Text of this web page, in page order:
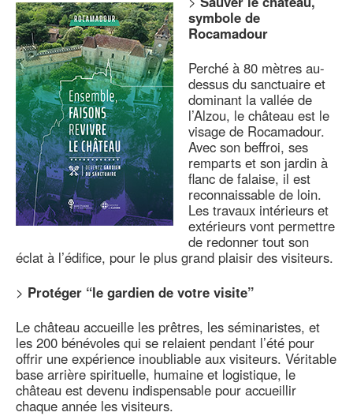
symbole de
Rocamadour
Perché à 80 mètres au-
dessus du sanctuaire et
dominant la vallée de
l’Alzou, le château est le
visage de Rocamadour.
Avec son beffroi, ses
remparts et son jardin à
flanc de falaise, il est
reconnaissable de loin.
Les travaux intérieurs et
extérieurs vont permettre
de redonner tout son
éclat à l’édifice, pour le plus grand plaisir des visiteurs.
> Protéger “le gardien de votre visite”
Le château accueille les prêtres, les séminaristes, et
les 200 bénévoles qui se relaient pendant l’été pour
offrir une expérience inoubliable aux visiteurs. Véritable
base arrière spirituelle, humaine et logistique, le
château est devenu indispensable pour accueillir
chaque année les visiteurs.